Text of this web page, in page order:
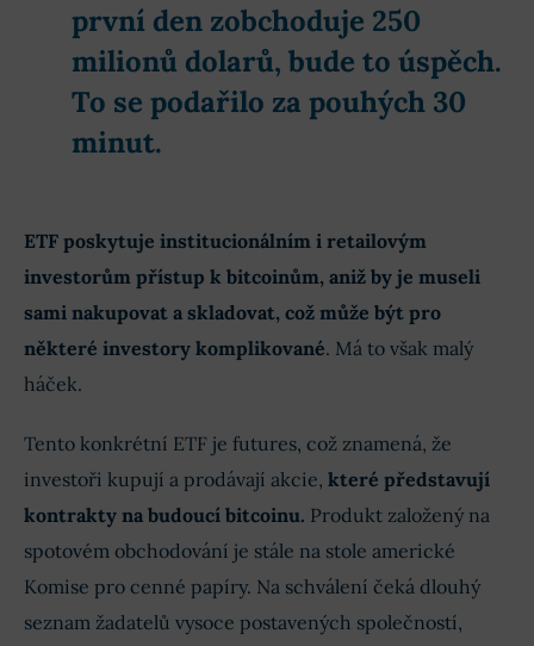
první den zobchoduje 250
milionů dolarů, bude to úspěch.
To se podařilo za pouhých 30
minut.
ETF poskytuje institucionálním i retailovým
investorům přístup k bitcoinům, aniž by je museli
sami nakupovat a skladovat, což může být pro
některé investory komplikované. Má to však malý
háček.
Tento konkrétní ETF je futures, což znamená, že
investoři kupují a prodávají akcie, které představují
kontrakty na budoucí bitcoinu. Produkt založený na
spotovém obchodování je stále na stole americké
Komise pro cenné papíry. Na schválení čeká dlouhý
seznam žadatelů vysoce postavených společností,